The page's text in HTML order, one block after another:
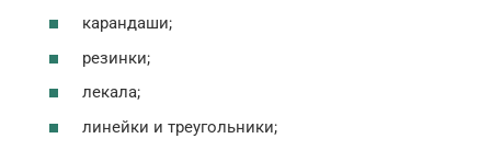
карандаши;
резинки;
лекала;
линейки и треугольники;